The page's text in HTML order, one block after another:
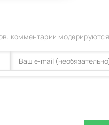
комментарии модерируются